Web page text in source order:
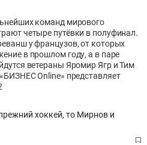
команд мирового
четыре путёвки в полуфинал.
у французов, от которых
в прошлом году, а в паре
ветераны Яромир Ягр и Тим
Online» представляет